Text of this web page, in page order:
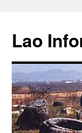
contenu
Lao